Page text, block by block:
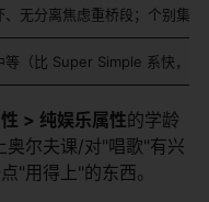
、无分离焦虑重桥段；个别集
等（比 Super Simple 系快，
> 纯娱乐属性的学龄
奥尔夫课/对"唱歌"有兴
"用得上"的东西。